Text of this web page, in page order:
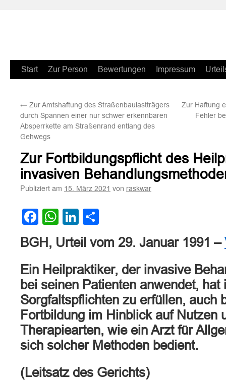
Zum
springen
Start Zur Person Bewertungen Impressum
← Zur Amtshaftung des Straßenbaulastträgers
durch Spannen einer nur schwer erkennbaren
Absperrkette am Straßenrand entlang des
Gehwegs
Zur Haftung
Fehler
Zur Fortbildungspflicht des
invasiven
Publiziert am 15. März 2021 von raskwar
Facebook
WhatsApp
LinkedIn
BGH, Urteil vom 29. Januar 1991 –
Ein Heilpraktiker, der invasive
bei seinen Patienten anwendet,
Sorgfaltspflichten zu erfüllen, auch
Fortbildung im Hinblick auf Nutzen
Therapiearten, wie ein Arzt für
sich solcher Methoden bedient.
(Leitsatz des Gerichts)